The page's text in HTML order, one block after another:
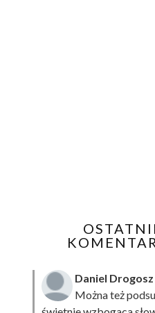
Daniel Drogosz
Można też